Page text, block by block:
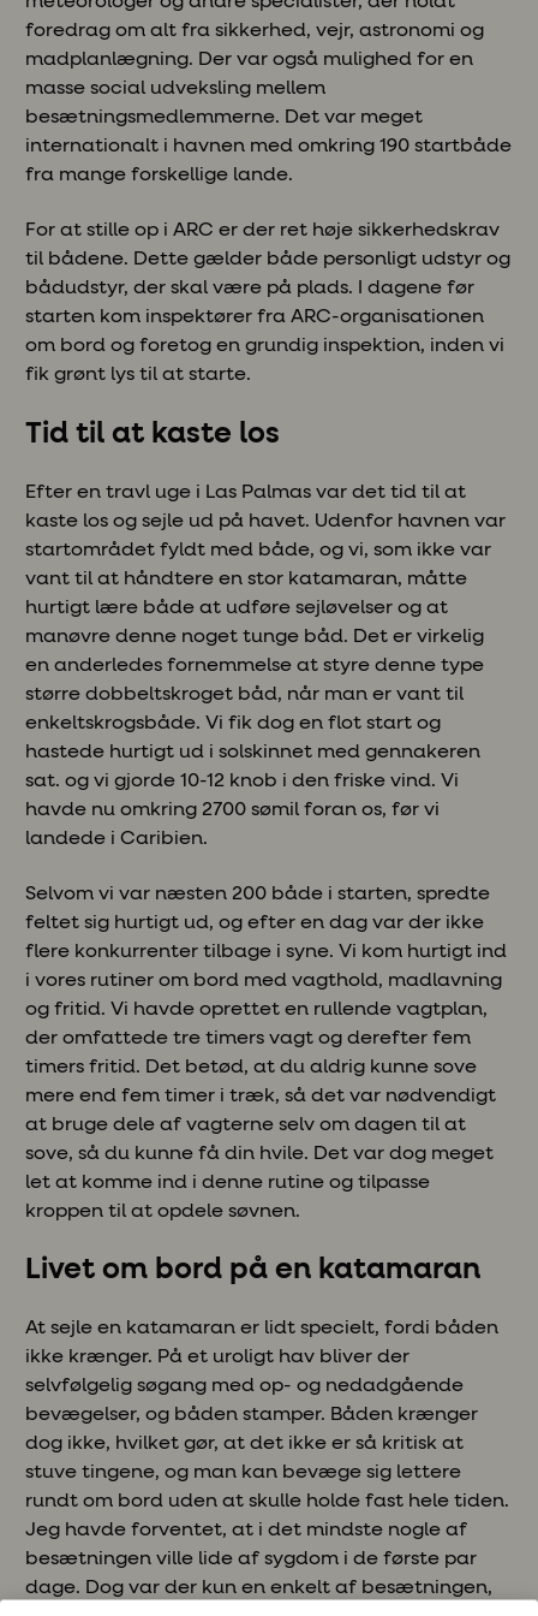
foredrag om alt fra sikkerhed, vejr, astronomi og
madplanlægning. Der var også mulighed for en
masse social udveksling mellem
besætningsmedlemmerne. Det var meget
internationalt i havnen med omkring 190 startbåde
fra mange forskellige lande.
For at stille op i ARC er der ret høje sikkerhedskrav
til bådene. Dette gælder både personligt udstyr og
bådudstyr, der skal være på plads. I dagene før
starten kom inspektører fra ARC-organisationen
om bord og foretog en grundig inspektion, inden vi
fik grønt lys til at starte.
Tid til at kaste los
Efter en travl uge i Las Palmas var det tid til at
kaste los og sejle ud på havet. Udenfor havnen var
startområdet fyldt med både, og vi, som ikke var
vant til at håndtere en stor katamaran, måtte
hurtigt lære både at udføre sejløvelser og at
manøvre denne noget tunge båd. Det er virkelig
en anderledes fornemmelse at styre denne type
større dobbeltskroget båd, når man er vant til
enkeltskrogsbåde. Vi fik dog en flot start og
hastede hurtigt ud i solskinnet med gennakeren
sat. og vi gjorde 10-12 knob i den friske vind. Vi
havde nu omkring 2700 sømil foran os, før vi
landede i Caribien.
Selvom vi var næsten 200 både i starten, spredte
feltet sig hurtigt ud, og efter en dag var der ikke
flere konkurrenter tilbage i syne. Vi kom hurtigt ind
i vores rutiner om bord med vagthold, madlavning
og fritid. Vi havde oprettet en rullende vagtplan,
der omfattede tre timers vagt og derefter fem
timers fritid. Det betød, at du aldrig kunne sove
mere end fem timer i træk, så det var nødvendigt
at bruge dele af vagterne selv om dagen til at
sove, så du kunne få din hvile. Det var dog meget
let at komme ind i denne rutine og tilpasse
kroppen til at opdele søvnen.
Livet om bord på en katamaran
At sejle en katamaran er lidt specielt, fordi båden
ikke krænger. På et uroligt hav bliver der
selvfølgelig søgang med op- og nedadgående
bevægelser, og båden stamper. Båden krænger
dog ikke, hvilket gør, at det ikke er så kritisk at
stuve tingene, og man kan bevæge sig lettere
rundt om bord uden at skulle holde fast hele tiden.
Jeg havde forventet, at i det mindste nogle af
besætningen ville lide af sygdom i de første par
dage. Dog var der kun en enkelt af besætningen,